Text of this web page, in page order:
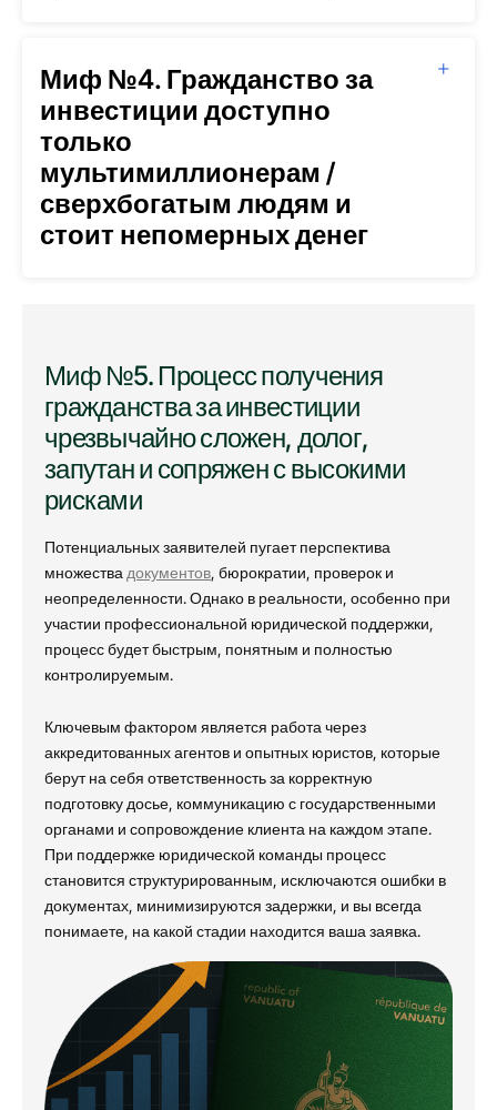
Миф №4. Гражданство за
инвестиции доступно
только
мультимиллионерам /
сверхбогатым людям и
стоит непомерных денег
Миф №5. Процесс получения
гражданства за инвестиции
чрезвычайно сложен, долог,
запутан и сопряжен с высокими
рисками
Потенциальных заявителей пугает перспектива
множества документов, бюрократии, проверок и
неопределенности. Однако в реальности, особенно при
участии профессиональной юридической поддержки,
процесс будет быстрым, понятным и полностью
контролируемым.
Ключевым фактором является работа через
аккредитованных агентов и опытных юристов, которые
берут на себя ответственность за корректную
подготовку досье, коммуникацию с государственными
органами и сопровождение клиента на каждом этапе.
При поддержке юридической команды процесс
становится структурированным, исключаются ошибки в
документах, минимизируются задержки, и вы всегда
понимаете, на какой стадии находится ваша заявка.